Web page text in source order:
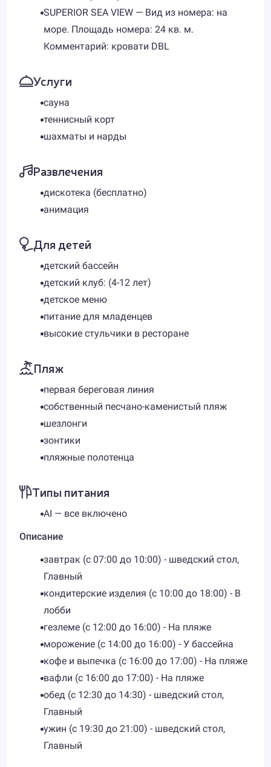
SUPERIOR SEA VIEW — Вид из номера: на
море. Площадь номера: 24 кв. м.
Комментарий: кровати DBL
Услуги
сауна
теннисный корт
​шахматы и нарды
Развлечения
дискотека (бесплатно)
анимация
Для детей
детский бассейн
детский клуб: (4-12 лет)
детское меню
питание для младенцев
высокие стульчики в ресторане
Пляж
​первая береговая линия
собственный песчано-каменистый пляж
шезлонги
зонтики
пляжные полотенца
Типы питания
AI — все включено
Описание
завтрак (с 07:00 до 10:00) - шведский стол,
Главный
кондитерские изделия (с 10:00 до 18:00) - В
лобби
гезлеме (с 12:00 до 16:00) - На пляже
морожение (с 14:00 до 16:00) - У бассейна
кофе и выпечка (с 16:00 до 17:00) - На пляже
вафли (с 16:00 до 17:00) - На пляже
обед (с 12:30 до 14:30) - шведский стол,
Главный
ужин (с 19:30 до 21:00) - шведский стол,
Главный